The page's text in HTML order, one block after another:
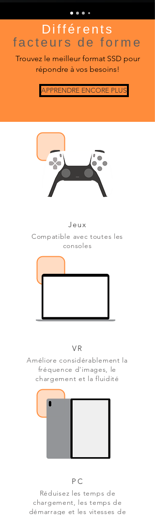
Différents
facteurs de forme
Trouvez le meilleur format SSD pour
répondre à vos besoins!
APPRENDRE ENCORE PLUS
Jeux
Compatible avec toutes les
consoles
VR
Améliore considérablement la
fréquence d'images, le
chargement et la fluidité
PC
Réduisez les temps de
chargement, les temps de
démarrage et les vitesses de